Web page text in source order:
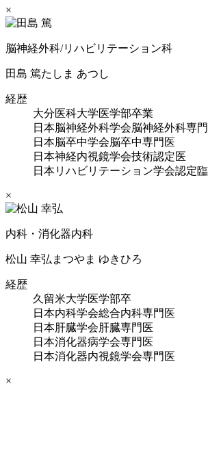
×
脳神経外科/リハビリテーション科
田島 篤たしま あつし
経歴
大分医科大学医学部卒業
日本脳神経外科学会脳神経外科専
日本脳卒中学会脳卒中専門医
日本神経内視鏡学会技術認定医
日本リハビリテーション学会認定
×
内科・消化器内科
松山 幸弘 まつやま ゆきひろ
経歴
久留米大学医学部卒
日本内科学会総合内科専門医
日本肝臓学会肝臓専門医
日本消化器病学会専門医
日本消化器内視鏡学会専門医
×